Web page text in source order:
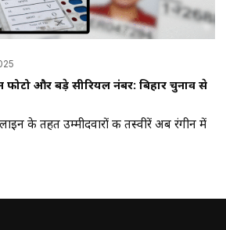
फोटो और बड़े सीरियल नंबर: बिहार चुनाव से
के तहत उम्मीदवारों की तस्वीरें अब रंगीन में